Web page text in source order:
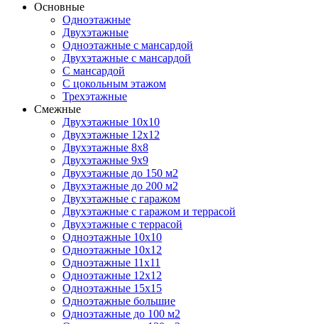
Основные
Одноэтажные
Двухэтажные
Одноэтажные с мансардой
Двухэтажные с мансардой
С мансардой
С цокольным этажом
Трехэтажные
Смежные
Двухэтажные 10х10
Двухэтажные 12х12
Двухэтажные 8х8
Двухэтажные 9х9
Двухэтажные до 150 м2
Двухэтажные до 200 м2
Двухэтажные с гаражом
Двухэтажные с гаражом и террасой
Двухэтажные с террасой
Одноэтажные 10х10
Одноэтажные 10х12
Одноэтажные 11х11
Одноэтажные 12х12
Одноэтажные 15х15
Одноэтажные большие
Одноэтажные до 100 м2